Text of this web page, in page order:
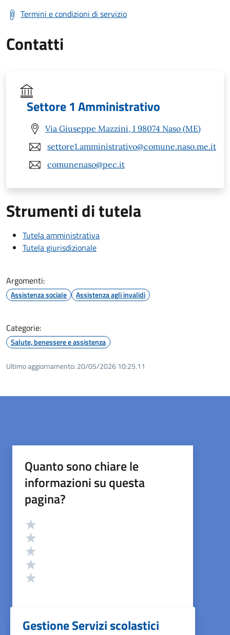
Termini e condizioni di servizio
Contatti
Settore 1 Amministrativo
Via Giuseppe Mazzini, 1 98074 Naso (ME)
settore1.amministrativo@comune.naso.me.it
comunenaso@pec.it
Strumenti di tutela
Tutela amministrativa
Tutela giurisdizionale
Argomenti:
Assistenza sociale Assistenza agli invalidi
Categorie:
Salute, benessere e assistenza
Ultimo aggiornamento: 20/05/2026 10:25.11
Quanto sono chiare le
informazioni su questa
pagina?
Valutazione
Gestione Servizi scolastici